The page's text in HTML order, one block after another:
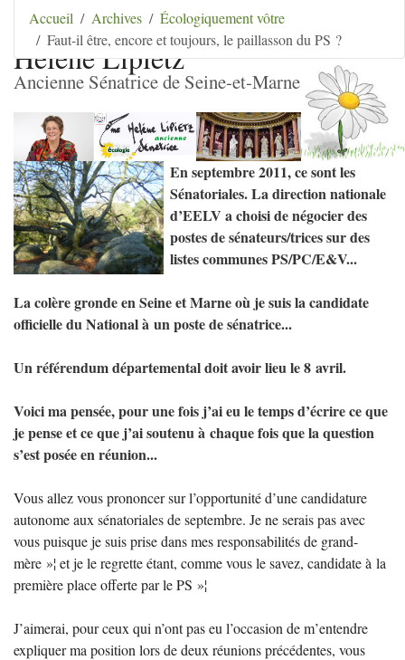
Aller au contenu | Aller au menu |
Aller au menu
secondaire | Aller à la recherche
Hélène Lipietz
Ancienne Sénatrice de Seine-et-Marne
Accueil Archives
Écologiquement vôtre
Faut-il être, encore et toujours, le paillasson du PS ?
En septembre 2011, ce sont les
Sénatoriales. La direction nationale
d’EELV a choisi de négocier des
postes de sénateurs/trices sur des
listes communesPS/PC/E&V...
La colère gronde en Seine et Marne où je suis la candidate
officielle du National à un poste de sénatrice...
Un référendum départemental doit avoir lieu le 8 avril.
Voici ma pensée, pour une fois j’ai eu le temps d’écrire ce que
je pense et ce que j’ai soutenu à chaque fois que la question
s’est posée en réunion...
Vous allez vous prononcer sur l’opportunité d’une candidature
autonome aux sénatoriales de septembre. Je ne serais pas avec
vous puisque je suis prise dans mes responsabilités de grand-
mère »¦ et je le regrette étant, comme vous le savez, candidate à la
première place offerte par lePS »¦
J’aimerai, pour ceux qui n’ont pas eu l’occasion de m’entendre
expliquer ma position lors de deux réunions précédentes, vous